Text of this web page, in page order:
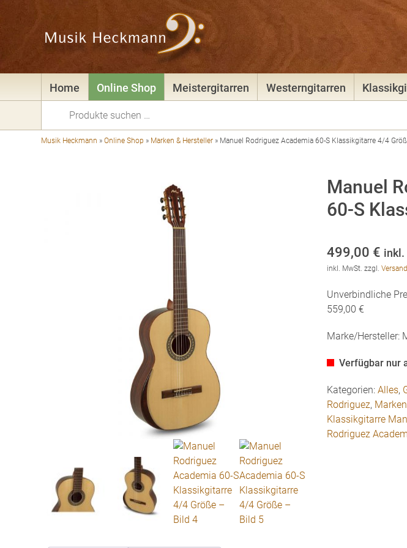
Home Online Shop Meistergitarren Westerngitarren
Musik Heckmann »Online Shop » Marken & Hersteller » Manuel Rodriguez Academia 60-S Klassikgitarre 4/4
Manuel
60-S
499,00 € inkl.
inkl. MwSt. zzgl.
Unverbindliche
559,00 €
Marke/Hersteller:
Verfügbar nur
Kategorien:Alles,
Rodriguez,
Klassikgitarre
Rodriguez